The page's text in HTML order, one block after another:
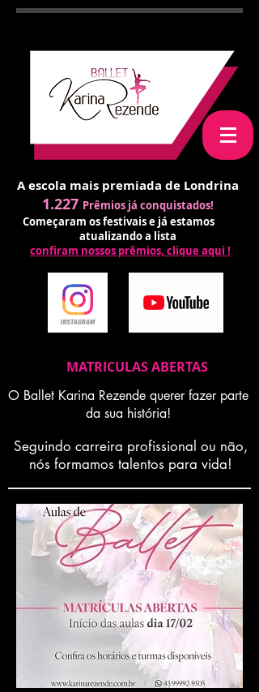
A escola mais premiada de Londrina
1.227 Prêmios já conquistados!
Começaram os festivais e já estamos
atualizando a lista
confiram nossos prêmios, clique aqui !
MATRICULAS ABERTAS
O Ballet Karina Rezende querer fazer parte
da sua história!
Seguindo carreira profissional ou não,
nós formamos talentos para vida!